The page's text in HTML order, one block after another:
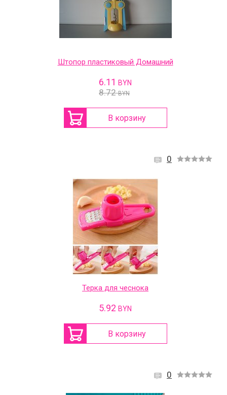
Штопор пластиковый Домашний
6.11 BYN
8.72 BYN
В корзину
0
Терка для чеснока
5.92 BYN
В корзину
0